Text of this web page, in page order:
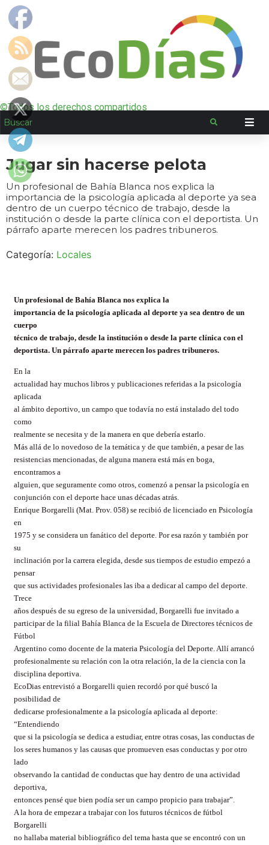
©Todos los derechos compartidos
Jugar sin hacerse pelota
Un profesional de Bahía Blanca nos explica la
importancia de la psicología aplicada al deporte ya sea
dentro de un cuerpo técnico de trabajo, desde la
institución o desde la parte clínica con el deportista. Un
párrafo aparte merecen los padres tribuneros.
Categoría: Locales
Un profesional de Bahía Blanca nos explica la
importancia de la psicología aplicada al deporte ya sea dentro de un
cuerpo
técnico de trabajo, desde la institución o desde la parte clínica con el
deportista. Un párrafo aparte merecen los padres tribuneros.
En la
actualidad hay muchos libros y publicaciones referidas a la psicología
aplicada
al ámbito deportivo, un campo que todavía no está instalado del todo
como
realmente se necesita y de la manera en que debería estarlo.
Más allá de lo novedoso de la temática y de que también, a pesar de las
resistencias mencionadas, de alguna manera está más en boga,
encontramos a
alguien, que seguramente como otros, comenzó a pensar la psicología en
conjunción con el deporte hace unas décadas atrás.
Enrique Borgarelli (Mat. Prov. 058) se recibió de licenciado en Psicología
en
1975 y se considera un fanático del deporte. Por esa razón y también por
su
inclinación por la carrera elegida, desde sus tiempos de estudio empezó a
pensar
que sus actividades profesionales las iba a dedicar al campo del deporte.
Trece
años después de su egreso de la universidad, Borgarelli fue invitado a
participar de la filial Bahía Blanca de la Escuela de Directores técnicos de
Fútbol
Argentino como docente de la materia Psicología del Deporte. Allí arrancó
profesionalmente su relación con la otra relación, la de la ciencia con la
disciplina deportiva.
EcoDias entrevistó a Borgarelli quien recordó por qué buscó la
posibilidad de
dedicarse profesionalmente a la psicología aplicada al deporte:
“Entendiendo
que si la psicología se dedica a estudiar, entre otras cosas, las conductas de
los seres humanos y las causas que promueven esas conductas y por otro
lado
observando la cantidad de conductas que hay dentro de una actividad
deportiva,
entonces pensé que bien podía ser un campo propicio para trabajar”.
A la hora de empezar a trabajar con los futuros técnicos de fútbol
Borgarelli
no hallaba material bibliográfico del tema hasta que se encontró con un